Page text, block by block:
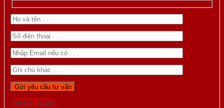
Gọi 0976.169.864